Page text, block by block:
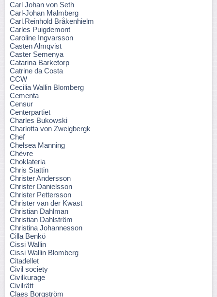
Carl Johan von Seth
Carl-Johan Malmberg
Carl.Reinhold Bråkenhielm
Carles Puigdemont
Caroline Ingvarsson
Casten Almqvist
Caster Semenya
Catarina Barketorp
Catrine da Costa
CCW
Cecilia Wallin Blomberg
Cementa
Censur
Centerpartiet
Charles Bukowski
Charlotta von Zweigbergk
Chef
Chelsea Manning
Chèvre
Choklateria
Chris Stattin
Christer Andersson
Christer Danielsson
Christer Pettersson
Christer van der Kwast
Christian Dahlman
Christian Dahlström
Christina Johannesson
Cilla Benkö
Cissi Wallin
Cissi Wallin Blomberg
Citadellet
Civil society
Civilkurage
Civilrätt
Claes Borgström